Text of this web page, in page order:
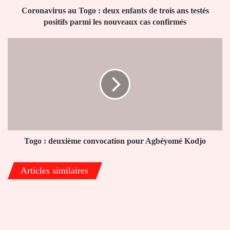
testésCoronavirus au Togo : deux enfants de trois ans testés
positifs parmi les nouveaux cas confirmés
Togo : deuxième convocation pour Agbéyomé Kodjo
Articles similaires